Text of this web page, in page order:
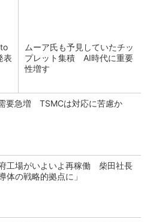
表
ムーア氏も予見していたチッ
プレット集積 AI時代に重要
性増す
要急増 TSMCは対応に苦慮か
工場がいよいよ再稼働 柴田社長
体の戦略的拠点に」